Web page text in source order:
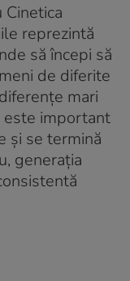
reprezintă
să începi să
de diferite
mari
este important
și se termină
generația